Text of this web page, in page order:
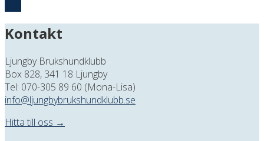
Kontakt
Ljungby Brukshundklubb
Box 828, 341 18 Ljungby
Tel: 070-305 89 60 (Mona-Lisa)
info@ljungbybrukshundklubb.se
Hitta till oss →